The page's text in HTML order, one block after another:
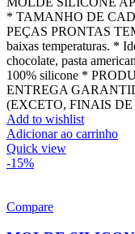
* TAMANHO DE
PEÇAS PRONTAS
baixas temperaturas. *
chocolate, pasta
100% silicone *
ENTREGA
(EXCETO, FINAIS
Add to wishlist
Adicionar ao carrinho
Quick view
-15%
Compare